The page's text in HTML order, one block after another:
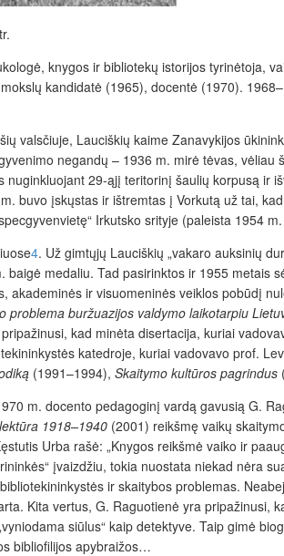
knygos ir bibliotekų istorijos tyrinėtoja,
kandidatė (1965), docentė (1970).
valsčiuje, Lauciškių kaime Zanavykijos
negandų – 1936 m. mirė tėvas,
29-ąjį teritorinį šaulių korpusą
buvo įskųstas ir ištremtas į Vorkutą už tai,
Irkutsko srityje (paleista 1954
4. Už gimtųjų Lauciškių „vakaro auksinių
medaliu. Tad pasirinktos ir 1955
ir visuomeninės veiklos pobūdį
problema buržuazijos valdymo laikotarpiu
kad minėta disertacija, kuriai
katedroje, kuriai vadovavo prof.
(1991–1994), Skaitymo kultūros pagrindus
m. docento pedagoginį vardą gavusią G.
1918–1940 (2001) reikšmę vaikų
Urba rašė: „Knygos reikšmė vaiko ir
įvaizdžiu, tokia nuostata niekad nėra
ir skaitybos problemas.
Kita vertus, G. Raguotienė yra pripažinusi,
siūlus“ kaip detektyve. Taip gimė
bibliofilijos apybraižos…